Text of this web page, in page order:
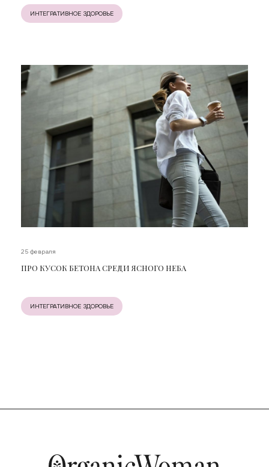
ИНТЕГРАТИВНОЕ ЗДОРОВЬЕ
25 февраля
ПРО КУСОК БЕТОНА СРЕДИ ЯСНОГО НЕБА
ИНТЕГРАТИВНОЕ ЗДОРОВЬЕ